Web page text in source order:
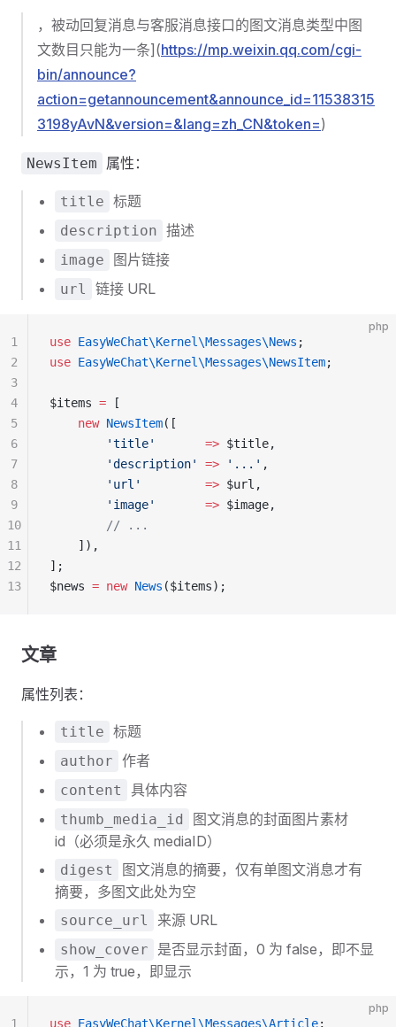
，被动回复消息与客服消息接口的图文消息类型中图
文数目只能为一条](https://mp.weixin.qq.com/cgi-
bin/announce?
action=getannouncement&announce_id=11538315
3198yAvN&version=&lang=zh_CN&token=)
NewsItem 属性：
title 标题
description 描述
image 图片链接
url 链接 URL
php
use EasyWeChat\Kernel\Messages\News ;
use EasyWeChat\Kernel\Messages\NewsItem;
$items = [
    new
NewsItem([
        'title'
       =>
$title,
        'description'
=> '...' ,
        'url'
         =>
$url,
        'image'
       =>
$image,
        // ...
    ]),
];
$news = new News ($items);
1
2
3
4
5
6
7
8
9
10
11
12
13
文章
属性列表：
title 标题
author 作者
content 具体内容
thumb_media_id
图文消息的封面图片素材
id（必须是永久 mediaID）
digest
图文消息的摘要，仅有单图文消息才有
摘要，多图文此处为空
source_url 来源 URL
show_cover
是否显示封面，0 为 false，即不显
示，1 为 true，即显示
php
use EasyWeChat\Kernel\Messages\Article;
1